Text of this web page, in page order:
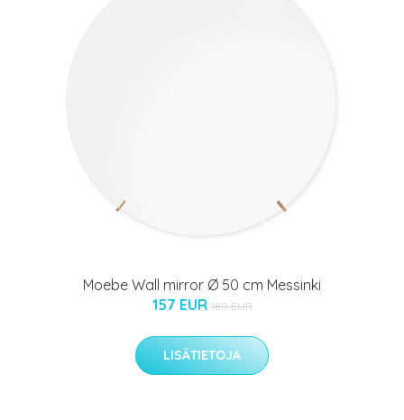
Moebe Wall mirror Ø 50 cm Messinki
157 EUR 189 EUR
LISÄTIETOJA